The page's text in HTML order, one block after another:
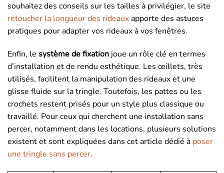
souhaitez des conseils sur les tailles à privilégier, le site
retoucher la longueur des rideauxapporte des astuces
pratiques pour adapter vos rideaux à vos fenêtres.
Enfin, le système de fixation joue un rôle clé en termes
d’installation et de rendu esthétique. Les œillets, très
utilisés, facilitent la manipulation des rideaux et une
glisse fluide sur la tringle. Toutefois, les pattes ou les
crochets restent prisés pour un style plus classique ou
travaillé. Pour ceux qui cherchent une installation sans
percer, notamment dans les locations, plusieurs solutions
existent et sont expliquées dans cet article dédié à poser
une tringle sans percer.